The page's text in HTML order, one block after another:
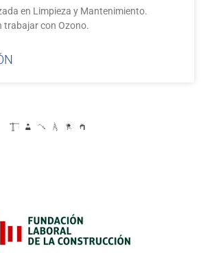
en Limpieza y Mantenimiento.
trabajar con Ozono.